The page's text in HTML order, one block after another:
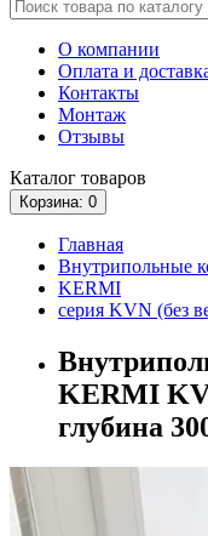
О компании
Оплата и
Контакты
Монтаж
Отзывы
Каталог товаров
Корзина: 0
Главная
Внутрипольные
KERMI
серия KVN (без
KERMI
глубина